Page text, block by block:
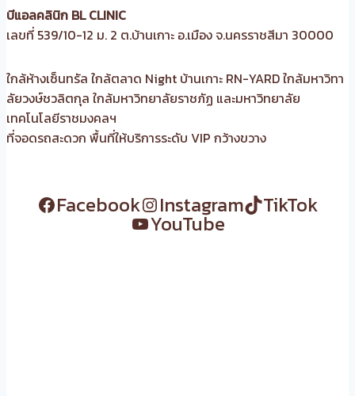
บีแอลคลินิก BL CLINIC
เลขที่ 539/10-12 ม. 2 ต.บ้านเกาะ อ.เมือง จ.นครราชสีมา 30000
ใกล้ห้างเซ็นทรัล ใกล้ตลาด Night บ้านเกาะ RN-YARD ใกล้มหาวิทา
ลัยวงษ์ชวลิตกุล ใกล้มหาวิทยาลัยราชภัฏ และมหาวิทยาลัย
เทคโนโลยีราชมงคลฯ
ที่จอดรถสะดวก พื้นที่ให้บริการระดับ VIP กว้างขวาง
Facebook Instagram TikTok
YouTube